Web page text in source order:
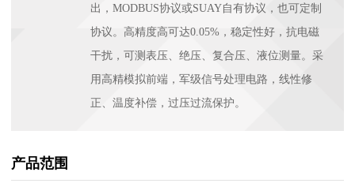
出，MODBUS协议或SUAY自有协议，也可定制
协议。高精度高可达0.05%，稳定性好，抗电磁
干扰，可测表压、绝压、复合压、液位测量。采
用高精模拟前端，军级信号处理电路，线性修
正、温度补偿，过压过流保护。
产品范围